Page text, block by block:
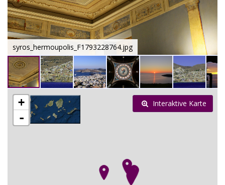
syros_hermoupolis_F1793228764.jpg
+
-
Interaktive Karte